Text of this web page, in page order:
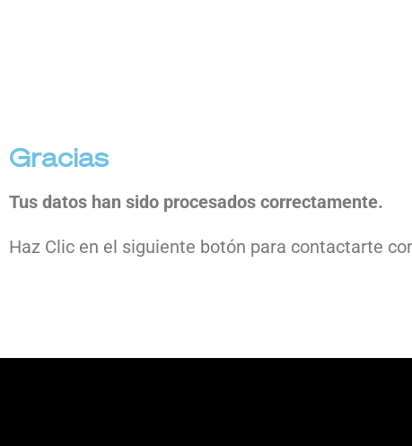
Gracias
Tus datos han sido procesados correctamente.
Haz Clic en el siguiente botón para contactarte